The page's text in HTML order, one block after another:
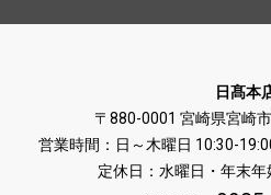
日髙本
〒880-0001 宮崎県宮崎
営業時間：日～木曜日 10:30-
定休日：水曜日・年末年